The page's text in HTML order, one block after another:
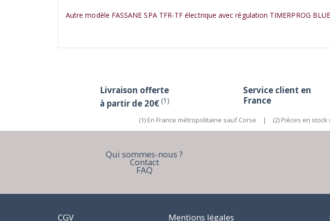
Autre modèle FASSANE SPA TFR-TF électrique avec régulation TIMERPROG
Livraison offerte
à partir de 20€ (1)
Service client en
France
(1) En France métropolitaine sauf Corse | (2) Pièces en
Qui sommes-nous ?
Contact
FAQ
CGV Mentions légales